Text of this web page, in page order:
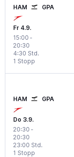
HAM GPA
Fr 4.9.
15:00 -
20:30
1 Stopp
4:30 Std.
HAM GPA
Do 3.9.
20:30 -
20:30
1 Stopp
23:00 Std.